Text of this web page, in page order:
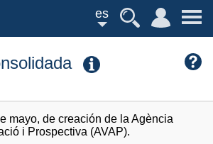
es
mayo, de creación de la Agència
i Prospectiva (AVAP).